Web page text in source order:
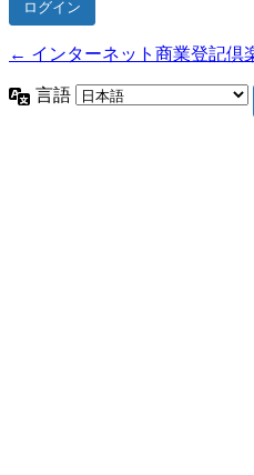
← インターネット商業登記倶
言語